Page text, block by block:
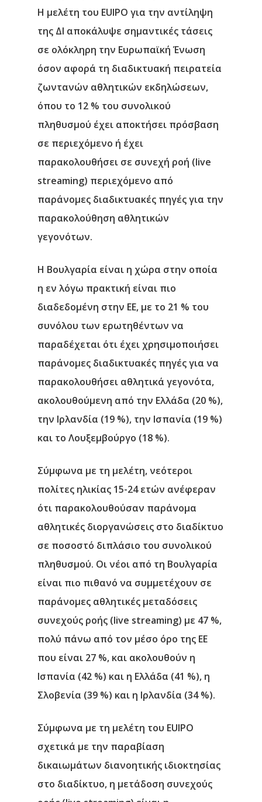
Η μελέτη του EUIPO για την αντίληψη
της ΔΙ αποκάλυψε σημαντικές τάσεις
σε ολόκληρη την Ευρωπαϊκή Ένωση
όσον αφορά τη διαδικτυακή πειρατεία
ζωντανών αθλητικών εκδηλώσεων,
όπου το 12 % του συνολικού
πληθυσμού έχει αποκτήσει πρόσβαση
σε περιεχόμενο ή έχει
παρακολουθήσει σε συνεχή ροή (live
streaming) περιεχόμενο από
παράνομες διαδικτυακές πηγές για την
παρακολούθηση αθλητικών
γεγονότων.
Η Βουλγαρία είναι η χώρα στην οποία
η εν λόγω πρακτική είναι πιο
διαδεδομένη στην ΕΕ, με το 21 % του
συνόλου των ερωτηθέντων να
παραδέχεται ότι έχει χρησιμοποιήσει
παράνομες διαδικτυακές πηγές για να
παρακολουθήσει αθλητικά γεγονότα,
ακολουθούμενη από την Ελλάδα (20 %),
την Ιρλανδία (19 %), την Ισπανία (19 %)
και το Λουξεμβούργο (18 %).
Σύμφωνα με τη μελέτη, νεότεροι
πολίτες ηλικίας 15-24 ετών ανέφεραν
ότι παρακολουθούσαν παράνομα
αθλητικές διοργανώσεις στο διαδίκτυο
σε ποσοστό διπλάσιο του συνολικού
πληθυσμού. Οι νέοι από τη Βουλγαρία
είναι πιο πιθανό να συμμετέχουν σε
παράνομες αθλητικές μεταδόσεις
συνεχούς ροής (live streaming) με 47 %,
πολύ πάνω από τον μέσο όρο της ΕΕ
που είναι 27 %, και ακολουθούν η
Ισπανία (42 %) και η Ελλάδα (41 %), η
Σλοβενία (39 %) και η Ιρλανδία (34 %).
Σύμφωνα με τη μελέτη του EUIPO
σχετικά με την παραβίαση
δικαιωμάτων διανοητικής ιδιοκτησίας
στο διαδίκτυο, η μετάδοση συνεχούς